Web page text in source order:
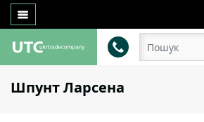
Шпунт Ларсена